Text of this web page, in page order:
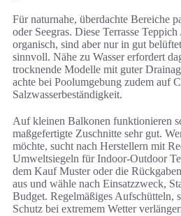
Für naturnahe, überdachte Bereiche
oder Seegras. Diese Terrasse
organisch, sind aber nur in gut
sinnvoll. Nähe zu Wasser erfordert
trocknende Modelle mit guter
achte bei Poolumgebung zudem auf
Salzwasserbeständigkeit.
Auf kleinen Balkonen funktionieren
maßgefertigte Zuschnitte sehr gut.
möchte, sucht nach Herstellern mit
Umweltsiegeln für Indoor-Outdoor
dem Kauf Muster oder die
aus und wähle nach Einsatzzweck,
Budget. Regelmäßiges Aufschütteln,
Schutz bei extremem Wetter